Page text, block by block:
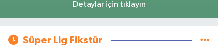
Detaylar için tıklayın
Süper Lig Fikstür